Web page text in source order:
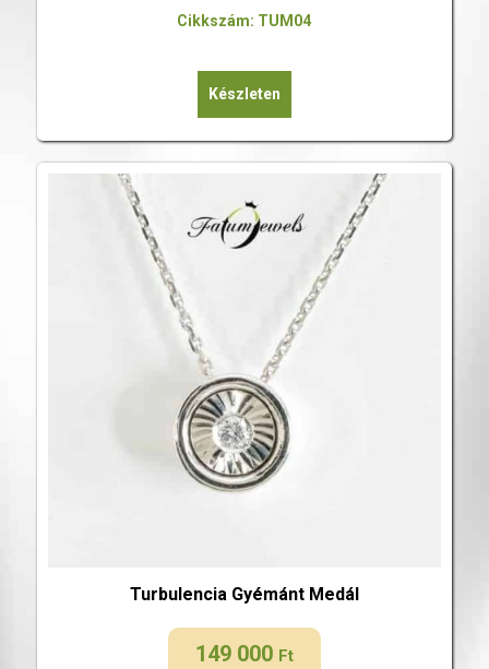
Cikkszám: TUM04
Készleten
Turbulencia Gyémánt Medál
149 000 Ft